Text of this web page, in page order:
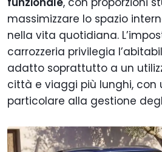
massimizzare lo spazio
nella vita quotidiana.
carrozzeria privilegia
adatto soprattutto a un
città e viaggi più lunghi, con
particolare alla gestione